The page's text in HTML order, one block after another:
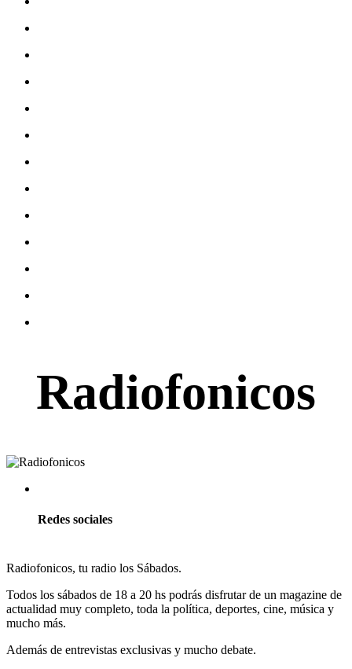
Radiofonicos
Redes sociales
Radiofonicos, tu radio los Sábados.
Todos los sábados de 18 a 20 hs podrás disfrutar de un magazine de
actualidad muy completo, toda la política, deportes, cine, música y
mucho más.
Además de entrevistas exclusivas y mucho debate.